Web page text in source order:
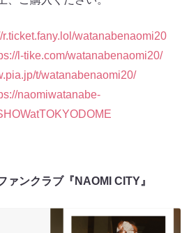
r.ticket.fany.lol/watanabenaomi20
l-tike.com/watanabenaomi20/
t/watanabenaomi20/
naomiwatanabe-
ァンクラブ『NAOMI CITY』